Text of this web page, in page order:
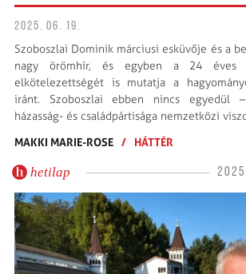
2025. 06. 19.
Szoboszlai Dominik márciusi esküvője és a
nagy örömhír, és egyben a 24 éves
elkötelezettségét is mutatja a
iránt. Szoboszlai ebben nincs egyedül
házasság- és családpártisága nemzetközi
MAKKI MARIE-ROSE / HÁTTÉR
hetilap